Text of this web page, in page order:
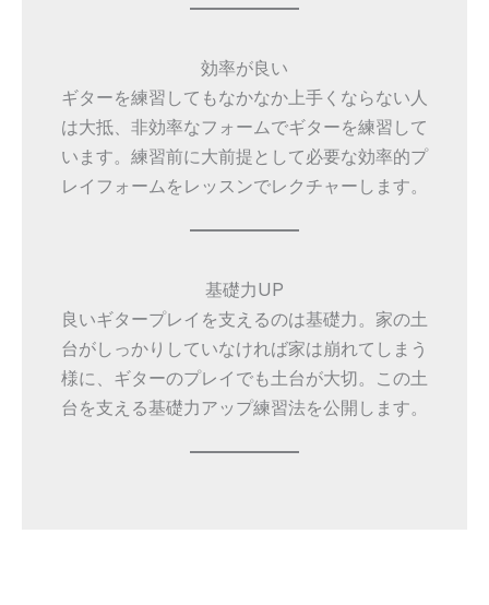
効率が良い
ギターを練習してもなかなか上手くならない人
は大抵、非効率なフォームでギターを練習して
います。練習前に大前提として必要な効率的プ
レイフォームをレッスンでレクチャーします。
基礎力UP
良いギタープレイを支えるのは基礎力。家の土
台がしっかりしていなければ家は崩れてしまう
様に、ギターのプレイでも土台が大切。この土
台を支える基礎力アップ練習法を公開します。